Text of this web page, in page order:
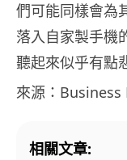
們可能同樣會為
落入自家製手機
聽起來似乎有點
來源：Business
相關文章: